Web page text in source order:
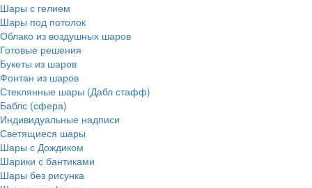
Шары с гелием
Шары под потолок
Облако из воздушных шаров
Готовые решения
Букеты из шаров
Фонтан из шаров
Стеклянные шары (Дабл стафф)
Баблс (сфера)
Индивидуальные надписи
Светящиеся шары
Шары с Дождиком
Шарики с бантиками
Шары без рисунка